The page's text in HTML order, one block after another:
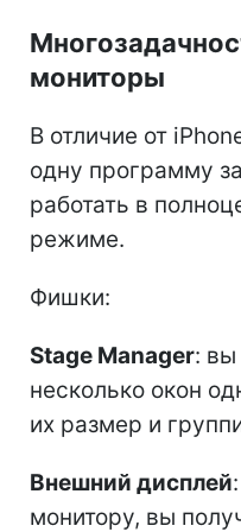
мониторы
В отличие от
одну программу
работать в
режиме.
Фишки:
Stage Manager:
несколько окон
их размер и
Внешний дисплей
монитору, вы